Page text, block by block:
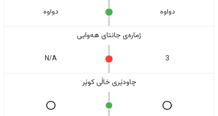
دواوە دواوە
ژمارەی جانتای هەوایی
3
N/A
چاودێری خاڵی کوێر